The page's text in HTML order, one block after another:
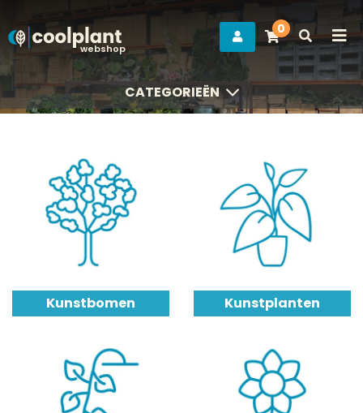
webshop
0
CATEGORIEËN
CATEGORIEËN
Kunstbomen Kunstplanten